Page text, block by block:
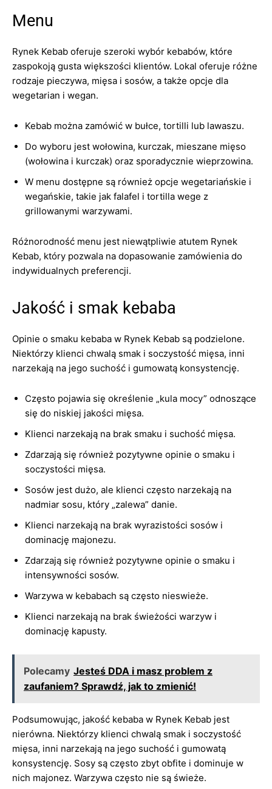
Menu
Rynek Kebab oferuje szeroki wybór kebabów, które
zaspokoją gusta większości klientów. Lokal oferuje różne
rodzaje pieczywa, mięsa i sosów, a także opcje dla
wegetarian i wegan.
Kebab można zamówić w bułce, tortilli lub lawaszu.
Do wyboru jest wołowina, kurczak, mieszane mięso
(wołowina i kurczak) oraz sporadycznie wieprzowina.
W menu dostępne są również opcje wegetariańskie i
wegańskie, takie jak falafel i tortilla wege z
grillowanymi warzywami.
Różnorodność menu jest niewątpliwie atutem Rynek
Kebab, który pozwala na dopasowanie zamówienia do
indywidualnych preferencji.
Jakość i smak kebaba
Opinie o smaku kebaba w Rynek Kebab są podzielone.
Niektórzy klienci chwalą smak i soczystość mięsa, inni
narzekają na jego suchość i gumowatą konsystencję.
Często pojawia się określenie „kula mocy” odnoszące
się do niskiej jakości mięsa.
Klienci narzekają na brak smaku i suchość mięsa.
Zdarzają się również pozytywne opinie o smaku i
soczystości mięsa.
Sosów jest dużo, ale klienci często narzekają na
nadmiar sosu, który „zalewa” danie.
Klienci narzekają na brak wyrazistości sosów i
dominację majonezu.
Zdarzają się również pozytywne opinie o smaku i
intensywności sosów.
Warzywa w kebabach są często nieswieże.
Klienci narzekają na brak świeżości warzyw i
dominację kapusty.
Polecamy Jesteś DDA i masz problem z
zaufaniem? Sprawdź, jak to zmienić!
Podsumowując, jakość kebaba w Rynek Kebab jest
nierówna. Niektórzy klienci chwalą smak i soczystość
mięsa, inni narzekają na jego suchość i gumowatą
konsystencję. Sosy są często zbyt obfite i dominuje w
nich majonez. Warzywa często nie są świeże.